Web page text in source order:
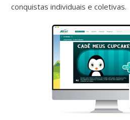
conquistas individuais e coletivas.